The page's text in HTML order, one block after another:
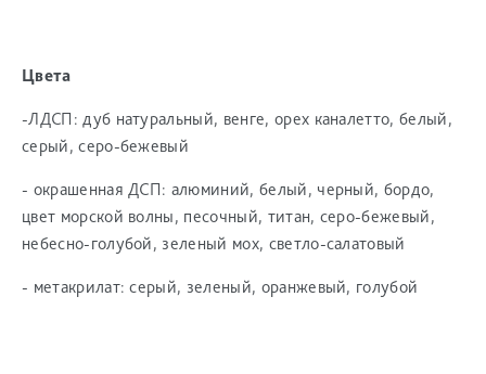
Цвета
-ЛДСП: дуб натуральный, венге, орех каналетто, белый,
серый, серо-бежевый
- окрашенная ДСП: алюминий, белый, черный, бордо,
цвет морской волны, песочный, титан, серо-бежевый,
небесно-голубой, зеленый мох, светло-салатовый
- метакрилат: серый, зеленый, оранжевый, голубой